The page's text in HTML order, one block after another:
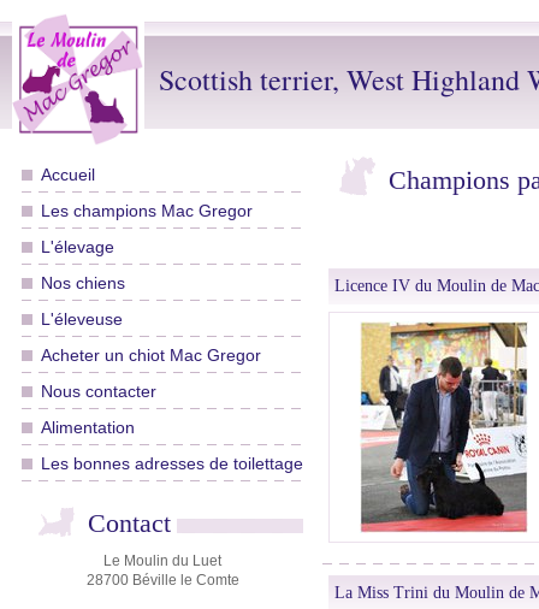
Scottish terrier, West
Accueil
Les champions Mac Gregor
L'élevage
Nos chiens
L'éleveuse
Acheter un chiot Mac Gregor
Nous contacter
Alimentation
Les bonnes adresses de toilettage
Contact
Le Moulin du Luet
28700 Béville le Comte
Champions
Licence IV du Moulin de
La Miss Trini du Moulin de